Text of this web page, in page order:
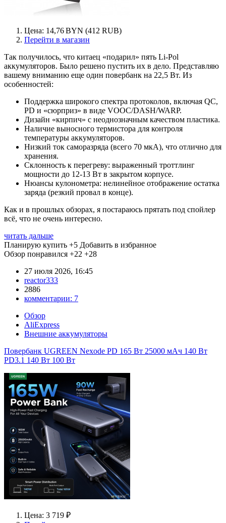
Цена: 14,76 BYN (412 RUB)
Перейти в магазин
Так получилось, что китаец «подарил» пять Li-Pol
аккумуляторов. Было решено пустить их в дело. Представляю
вашему вниманию еще один повербанк на 22,5 Вт. Из
особенностей:
Поддержка широкого спектра протоколов, включая QC,
PD и «сюрприз» в виде VOOC/DASH/WARP.
Дизайн «кирпич» с неоднозначным качеством пластика.
Наличие выносного термистора для контроля
температуры аккумуляторов.
Низкий ток саморазряда (всего 70 мкА), что отлично для
хранения.
Склонность к перегреву: выраженный троттлинг
мощности до 12-13 Вт в закрытом корпусе.
Нюансы кулонометра: нелинейное отображение остатка
заряда (резкий провал в конце).
Как и в прошлых обзорах, я постараюсь прятать под спойлер
всё, что не очень интересно.
читать дальше
Планирую купить +5 Добавить в избранное
Обзор понравился +22 +28
27 июля 2026, 16:45
reactor333
2886
комментарии: 7
Обзор
AliExpress
Внешние аккумуляторы
Повербанк UGREEN Nexode PD 165 Вт 25000 мАч 140 Вт
PD3.1 140 Вт 100 Вт
Цена: 3 719 ₽